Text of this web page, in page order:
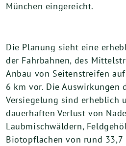
München eingereicht.
Die Planung sieht eine
der Fahrbahnen, des
Anbau von Seitenstreifen
6 km vor. Die Auswirkungen
Versiegelung sind erheblich
dauerhaften Verlust von
Laubmischwäldern,
Biotopflächen von rund 33,7